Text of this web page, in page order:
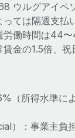
ウルグアイペ
ては隔週支払
労働時間は44
金の1.5倍、
（所得水準に
：事業主負